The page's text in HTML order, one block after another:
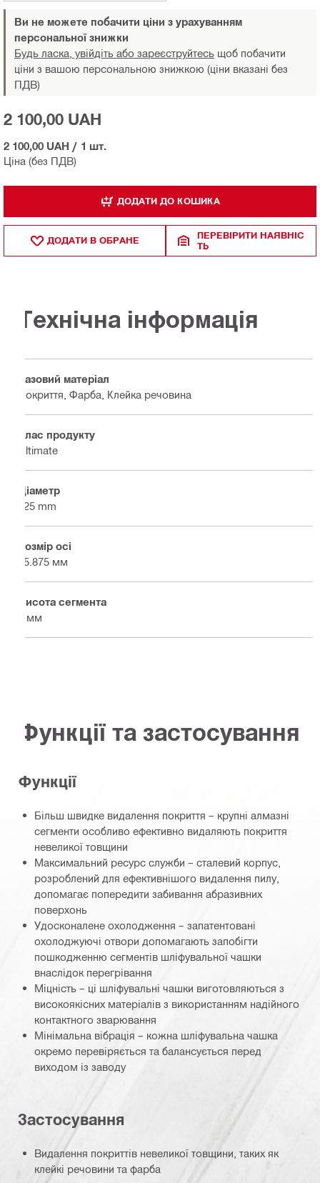
Ви не можете побачити ціни з урахуванням
персональної знижки
Будь ласка, увійдіть або зареєструйтесь щоб побачити
ціни з вашою персональною знижкою (ціни вказані без
ПДВ)
Ціна (без ПДВ)
2 100,00 UAH
2 100,00 UAH / 1 шт.
ДОДАТИ ДО КОШИКА
ДОДАТИ В ОБРАНЕ
ПЕРЕВІРИТИ НАЯВНІС
ТЬ
Технічна інформація
Базовий матеріал
Покриття, Фарба, Клейка речовина
Клас продукту
Ultimate
Діаметр
125 mm
Розмір осі
15.875 мм
Висота сегмента
5 мм
Функції та застосування
Функції
Більш швидке видалення покриття – крупні алмазні
сегменти особливо ефективно видаляють покриття
невеликої товщини
Максимальний ресурс служби – сталевий корпус,
розроблений для ефективнішого видалення пилу,
допомагає попередити забивання абразивних
поверхонь
Удосконалене охолодження – запатентовані
охолоджуючі отвори допомагають запобігти
пошкодженню сегментів шліфувальної чашки
внаслідок перегрівання
Міцність – ці шліфувальні чашки виготовляються з
високоякісних матеріалів з використанням надійного
контактного зварювання
Мінімальна вібрація – кожна шліфувальна чашка
окремо перевіряється та балансується перед
виходом із заводу
Застосування
Видалення покриттів невеликої товщини, таких як
клейкі речовини та фарба